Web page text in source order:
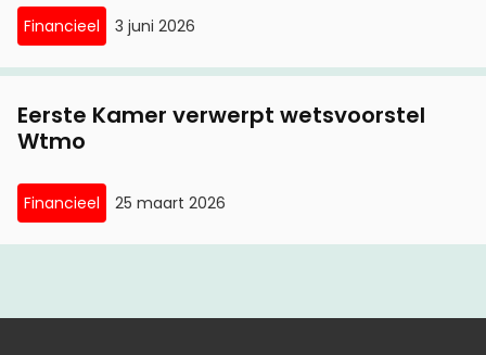
Financieel 3 juni 2026
Eerste Kamer verwerpt wetsvoorstel
Wtmo
Financieel 25 maart 2026